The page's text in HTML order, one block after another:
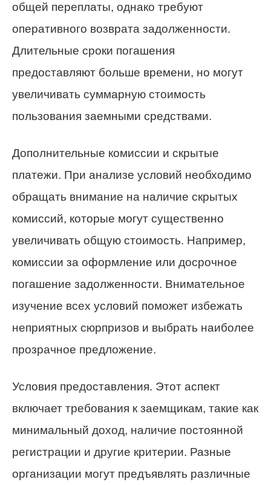
общей переплаты, однако требуют
оперативного возврата задолженности.
Длительные сроки погашения
предоставляют больше времени, но могут
увеличивать суммарную стоимость
пользования заемными средствами.
Дополнительные комиссии и скрытые
платежи. При анализе условий необходимо
обращать внимание на наличие скрытых
комиссий, которые могут существенно
увеличивать общую стоимость. Например,
комиссии за оформление или досрочное
погашение задолженности. Внимательное
изучение всех условий поможет избежать
неприятных сюрпризов и выбрать наиболее
прозрачное предложение.
Условия предоставления. Этот аспект
включает требования к заемщикам, такие как
минимальный доход, наличие постоянной
регистрации и другие критерии. Разные
организации могут предъявлять различные